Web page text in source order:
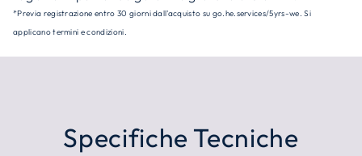
*Previa registrazione entro 30 giorni dall'acquisto su go.he.services/5yrs-we. Si
applicano termini e condizioni.
Specifiche Tecniche